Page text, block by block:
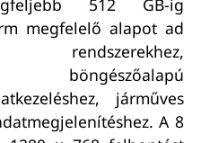
512 GB-ig
megfelelő alapot ad
böngészőalapú
járműves
A 8